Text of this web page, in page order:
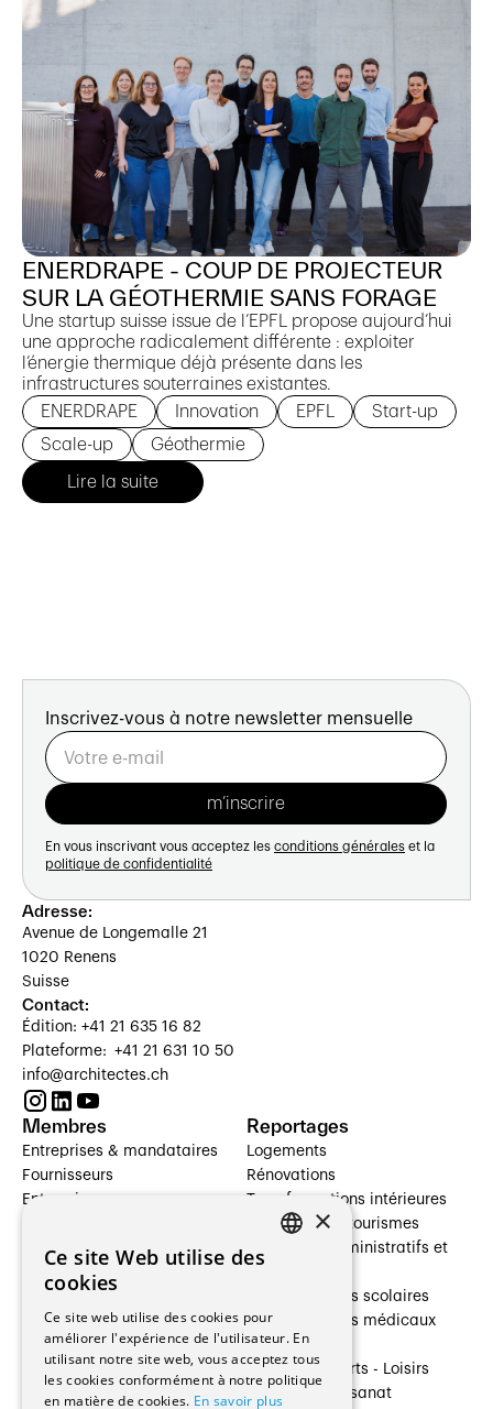
ENERDRAPE - COUP DE PROJECTEUR
SUR LA GÉOTHERMIE SANS FORAGE
Une startup suisse issue de l’EPFL propose aujourd’hui
une approche radicalement différente : exploiter
l’énergie thermique déjà présente dans les
infrastructures souterraines existantes.
ENERDRAPE
Innovation EPFL
Start-up
Scale-up
Géothermie
Lire la suite
Inscrivez-vous à notre newsletter mensuelle
En vous inscrivant vous acceptez les conditions générales et la
politique de confidentialité
Adresse:
Avenue de Longemalle 21
1020 Renens
Suisse
Contact:
Édition: +41 21 635 16 82
Plateforme: +41 21 631 10 50
info@architectes.ch
Membres
Entreprises & mandataires
Fournisseurs
Entreprises
Architectes paysagistes
Architectes d'intérieur
Entreprises générales
Ingénieurs et mandataires
Installateurs
Fabricants / Fournisseurs
Reportages
Logements
Rénovations
Transformations intérieures
Hôtelleries et tourismes
Bâtiments administratifs et
Établissements scolaires
Établissements médicaux
Villas
Cultures - Sports - Loisirs
Industrie - Artisanat
×
Ce site Web utilise des
cookies
Ce site web utilise des cookies pour
améliorer l'expérience de l'utilisateur. En
utilisant notre site web, vous acceptez tous
les cookies conformément à notre politique
en matière de cookies. En savoir plus